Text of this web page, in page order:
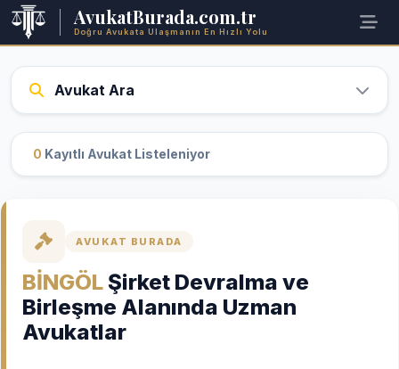
AvukatBurada.com.tr
Doğru Avukata Ulaşmanın En Hızlı Yolu
Avukat Ara
0 Kayıtlı Avukat Listeleniyor
AVUKAT BURADA
BİNGÖL Şirket Devralma ve
Birleşme Alanında Uzman
Avukatlar